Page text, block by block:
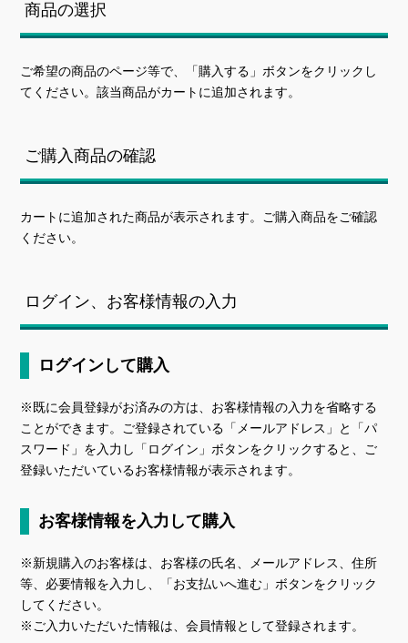
商品の選択
ご希望の商品のページ等で、「購入する」ボタンをクリックし
てください。該当商品がカートに追加されます。
ご購入商品の確認
カートに追加された商品が表示されます。ご購入商品をご確認
ください。
ログイン、お客様情報の入力
ログインして購入
※既に会員登録がお済みの方は、お客様情報の入力を省略する
ことができます。ご登録されている「メールアドレス」と「パ
スワード」を入力し「ログイン」ボタンをクリックすると、ご
登録いただいているお客様情報が表示されます。
お客様情報を入力して購入
※新規購入のお客様は、お客様の氏名、メールアドレス、住所
等、必要情報を入力し、「お支払いへ進む」ボタンをクリック
してください。
※ご入力いただいた情報は、会員情報として登録されます。